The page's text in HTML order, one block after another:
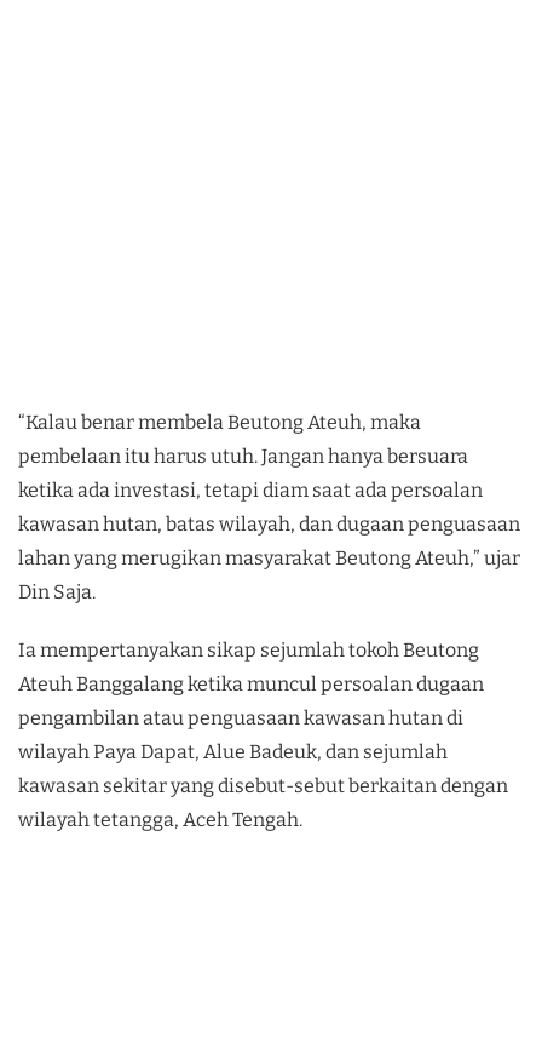
“Kalau benar membela Beutong Ateuh, maka
pembelaan itu harus utuh. Jangan hanya bersuara
ketika ada investasi, tetapi diam saat ada persoalan
kawasan hutan, batas wilayah, dan dugaan penguasaan
lahan yang merugikan masyarakat Beutong Ateuh,” ujar
Din Saja.
Ia mempertanyakan sikap sejumlah tokoh Beutong
Ateuh Banggalang ketika muncul persoalan dugaan
pengambilan atau penguasaan kawasan hutan di
wilayah Paya Dapat, Alue Badeuk, dan sejumlah
kawasan sekitar yang disebut-sebut berkaitan dengan
wilayah tetangga, Aceh Tengah.